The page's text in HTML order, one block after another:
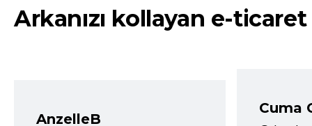
Arkanızı kollayan e-ticaret
AnzelleB
Cuma